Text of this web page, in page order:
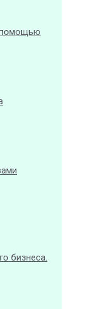
помощью
бизнеса.